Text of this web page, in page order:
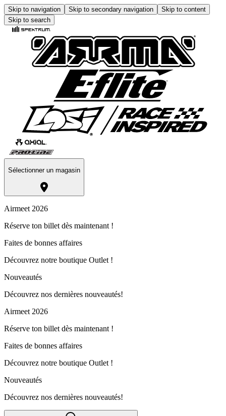
Skip to navigation Skip to secondary navigation
Skip to content
Skip to search
Sélectionner un magasin
Airmeet 2026
Réserve ton billet dès maintenant !
Faites de bonnes affaires
Découvrez notre boutique Outlet !
Nouveautés
Découvrez nos dernières nouveautés!
Airmeet 2026
Réserve ton billet dès maintenant !
Faites de bonnes affaires
Découvrez notre boutique Outlet !
Nouveautés
Découvrez nos dernières nouveautés!